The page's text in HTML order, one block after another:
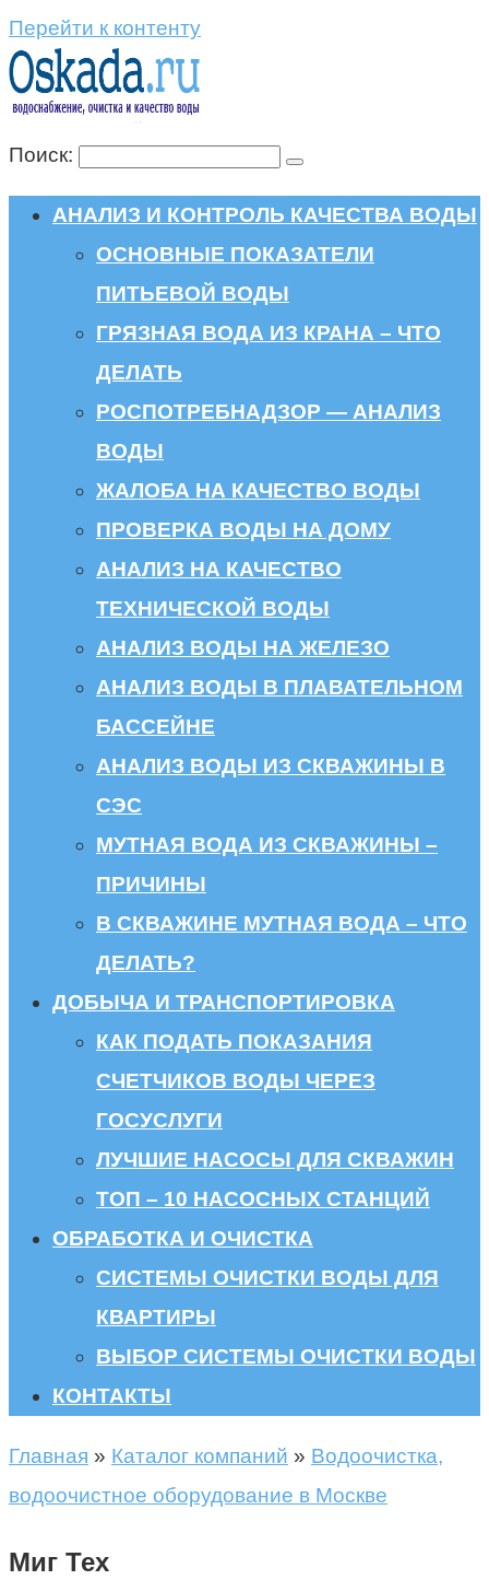
Перейти к контенту
Поиск:
АНАЛИЗ И КОНТРОЛЬ КАЧЕСТВА ВОДЫ
ОСНОВНЫЕ ПОКАЗАТЕЛИ
ПИТЬЕВОЙ ВОДЫ
ГРЯЗНАЯ ВОДА ИЗ КРАНА – ЧТО
ДЕЛАТЬ
РОСПОТРЕБНАДЗОР — АНАЛИЗ
ВОДЫ
ЖАЛОБА НА КАЧЕСТВО ВОДЫ
ПРОВЕРКА ВОДЫ НА ДОМУ
АНАЛИЗ НА КАЧЕСТВО
ТЕХНИЧЕСКОЙ ВОДЫ
АНАЛИЗ ВОДЫ НА ЖЕЛЕЗО
АНАЛИЗ ВОДЫ В ПЛАВАТЕЛЬНОМ
БАССЕЙНЕ
АНАЛИЗ ВОДЫ ИЗ СКВАЖИНЫ В
СЭС
МУТНАЯ ВОДА ИЗ СКВАЖИНЫ –
ПРИЧИНЫ
В СКВАЖИНЕ МУТНАЯ ВОДА – ЧТО
ДЕЛАТЬ?
ДОБЫЧА И ТРАНСПОРТИРОВКА
КАК ПОДАТЬ ПОКАЗАНИЯ
СЧЕТЧИКОВ ВОДЫ ЧЕРЕЗ
ГОСУСЛУГИ
ЛУЧШИЕ НАСОСЫ ДЛЯ СКВАЖИН
ТОП – 10 НАСОСНЫХ СТАНЦИЙ
ОБРАБОТКА И ОЧИСТКА
СИСТЕМЫ ОЧИСТКИ ВОДЫ ДЛЯ
КВАРТИРЫ
ВЫБОР СИСТЕМЫ ОЧИСТКИ ВОДЫ
КОНТАКТЫ
Главная » Каталог компаний » Водоочистка,
водоочистное оборудование в Москве
Миг Тех